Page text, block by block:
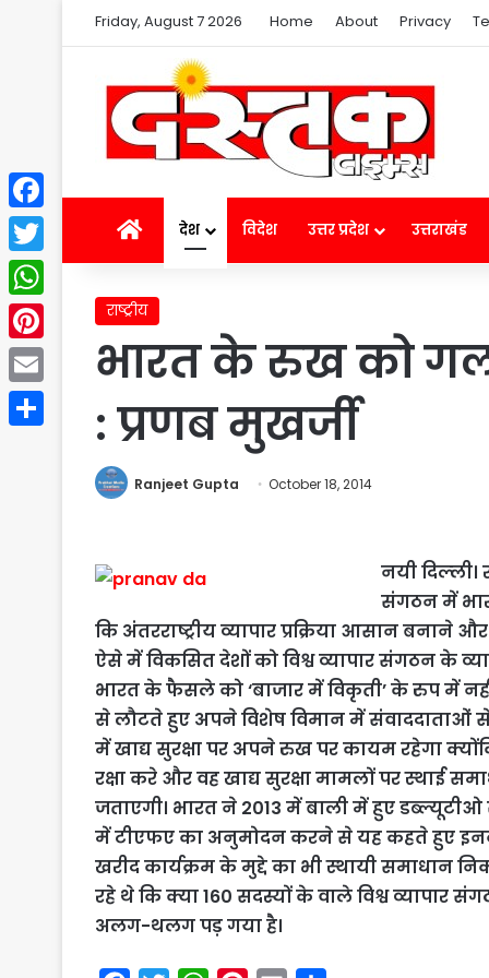
Friday, August 7 2026 Home About Privacy
Homeदेश विदेश उत्तर प्रदेश उत्तराखंड
राष्ट्रीय
भारत के रुख को
: प्रणब मुखर्जी
Ranjeet Gupta October 18, 2014
नयी दिल्‍ली।
संगठन में
कि अंतरराष्ट्रीय व्यापार प्रक्रिया आसान बनाने
ऐसे में विकसित देशों को विश्व व्यापार संगठन के
भारत के फैसले को ‘बाजार में विकृती’ के रुप में
से लौटते हुए अपने विशेष विमान में संवाददाताओं से
में खाद्य सुरक्षा पर अपने रुख पर कायम रहेगा
रक्षा करे और वह खाद्य सुरक्षा मामलों पर स्थाई
जताएगी। भारत ने 2013 में बाली में हुए
में टीएफए का अनुमोदन करने से यह कहते हुए
खरीद कार्यक्रम के मुद्दे का भी स्थायी समाधान
रहे थे कि क्या 160 सदस्यों के वाले विश्व
अलग-थलग पड़ गया है।
Facebook
Twitter
WhatsApp
Pinterest
Email